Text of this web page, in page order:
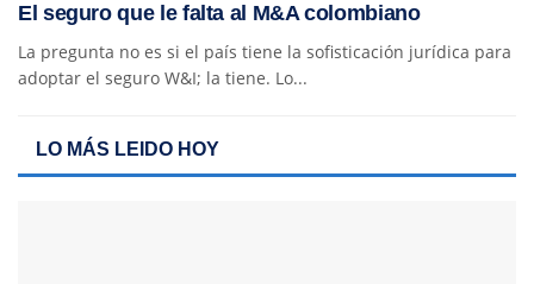
El seguro que le falta al M&A colombiano
La pregunta no es si el país tiene la sofisticación jurídica para
adoptar el seguro W&I; la tiene. Lo...
LO MÁS LEIDO HOY